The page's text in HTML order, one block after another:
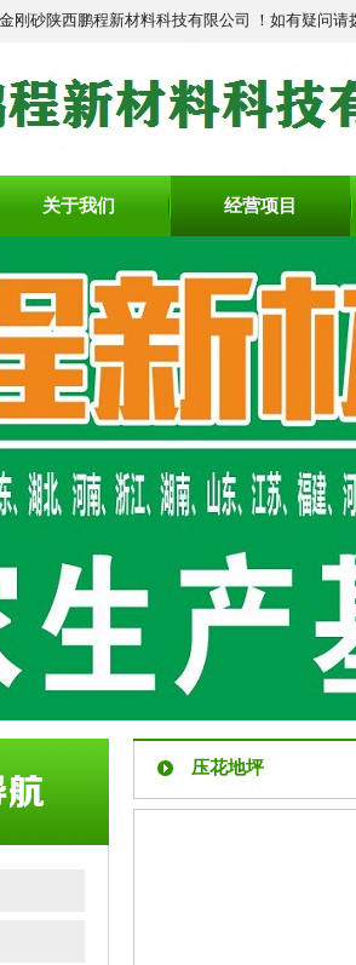
刚砂陕西鹏程新材料科技有限公司 ！如有疑问请
关于我们 经营项目
压花地坪